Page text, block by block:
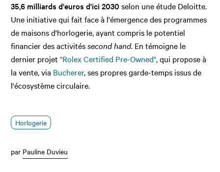
35,6 milliards d'euros d'ici 2030 selon une étude Deloitte.
Une initiative qui fait face à l'émergence des programmes
de maisons d'horlogerie, ayant compris le potentiel
financier des activitéssecond hand. En témoigne le
dernier projet"Rolex Certified Pre-Owned", qui propose à
la vente, via Bucherer, ses propres garde-temps issus de
l'écosystème circulaire.
Horlogerie
par Pauline Duvieu